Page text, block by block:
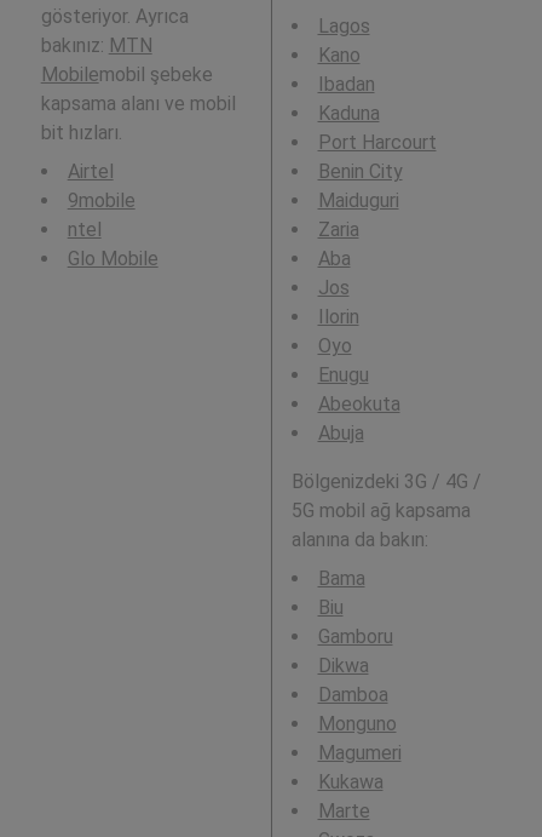
gösteriyor. Ayrıca
bakınız: MTN
Mobilemobil şebeke
kapsama alanı ve mobil
bit hızları.
Airtel
9mobile
ntel
Glo Mobile
Lagos
Kano
Ibadan
Kaduna
Port Harcourt
Benin City
Maiduguri
Zaria
Aba
Jos
Ilorin
Oyo
Enugu
Abeokuta
Abuja
Bölgenizdeki 3G / 4G /
5G mobil ağ kapsama
alanına da bakın:
Bama
Biu
Gamboru
Dikwa
Damboa
Monguno
Magumeri
Kukawa
Marte